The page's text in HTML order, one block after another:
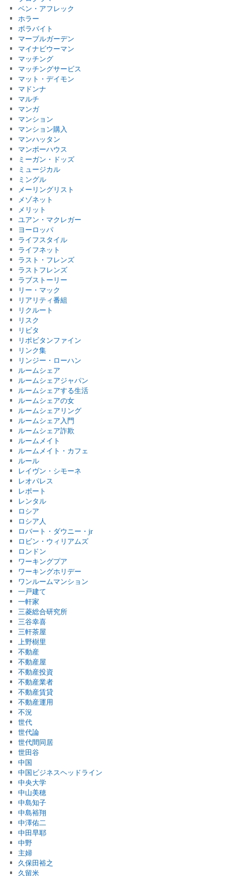
ベン・アフレック
ホラー
ボラバイト
マーブルガーデン
マイナビウーマン
マッチング
マッチングサービス
マット・デイモン
マドンナ
マルチ
マンガ
マンション
マンション購入
マンハッタン
マンボーハウス
ミーガン・ドッズ
ミュージカル
ミングル
メーリングリスト
メゾネット
メリット
ユアン・マクレガー
ヨーロッパ
ライフスタイル
ライフネット
ラスト・フレンズ
ラストフレンズ
ラブストーリー
リー・マック
リアリティ番組
リクルート
リスク
リビタ
リポビタンファイン
リンク集
リンジー・ローハン
ルームシェア
ルームシェアジャパン
ルームシェアする生活
ルームシェアの女
ルームシェアリング
ルームシェア入門
ルームシェア詐欺
ルームメイト
ルームメイト・カフェ
ルール
レイヴン・シモーネ
レオパレス
レポート
レンタル
ロシア
ロシア人
ロバート・ダウニー・jr
ロビン・ウィリアムズ
ロンドン
ワーキングプア
ワーキングホリデー
ワンルームマンション
一戸建て
一軒家
三菱総合研究所
三谷幸喜
三軒茶屋
上野樹里
不動産
不動産屋
不動産投資
不動産業者
不動産賃貸
不動産運用
不況
世代
世代論
世代間同居
世田谷
中国
中国ビジネスヘッドライン
中央大学
中山美穂
中島知子
中島裕翔
中澤佑二
中田早耶
中野
主婦
久保田裕之
久留米